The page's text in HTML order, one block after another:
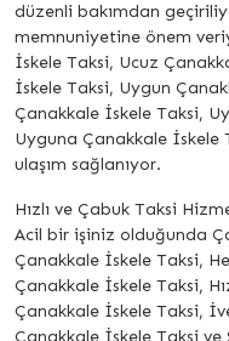
düzenli bakımdan
memnuniyetine önem
İskele Taksi, Ucuz
İskele Taksi, Uygun
Çanakkale İskele Taksi,
Uyguna Çanakkale İskele
ulaşım sağlanıyor.
Hızlı ve Çabuk Taksi
Acil bir işiniz olduğunda
Çanakkale İskele Taksi,
Çanakkale İskele Taksi,
Çanakkale İskele Taksi,
Çanakkale İskele Taksi